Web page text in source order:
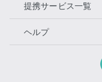
提携サービス一覧
ヘルプ